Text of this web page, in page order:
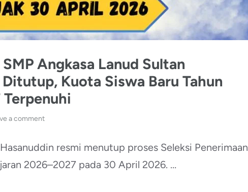
Angkasa Lanud Sultan
Kuota Siswa Baru Tahun
a comment
resmi menutup proses Seleksi Penerimaan
2026–2027 pada 30 April 2026. …